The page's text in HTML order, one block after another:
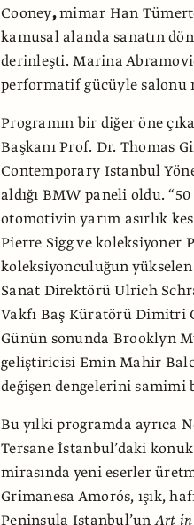
Cooney,mimar Han
kamusal alanda sanatın
derinleşti. Marina
performatif gücüyle salonu
Programın bir diğer öne
Başkanı Prof. Dr. Thomas
Contemporary Istanbul
aldığı BMW paneli oldu.
otomotivin yarım asırlık
Pierre Sigg ve koleksiyoner
koleksiyonculuğun
Sanat Direktörü Ulrich
Vakfı Baş Küratörü Dimitri
Günün sonunda Brooklyn
geliştiricisi Emin Mahir
değişen dengelerini samimi
Bu yılki programda ayrıca
Tersane İstanbul’daki
mirasında yeni eserler
Grimanesa Amorós, ışık,
Peninsula Istanbul’unArt in